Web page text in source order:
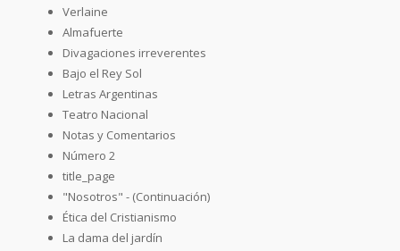
Verlaine
Almafuerte
Divagaciones irreverentes
Bajo el Rey Sol
Letras Argentinas
Teatro Nacional
Notas y Comentarios
Número 2
title_page
"Nosotros" - (Continuación)
Ética del Cristianismo
La dama del jardín